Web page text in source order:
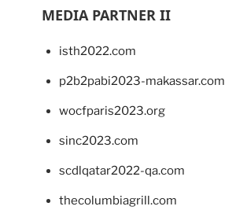
MEDIA PARTNER II
isth2022.com
p2b2pabi2023-makassar.com
wocfparis2023.org
sinc2023.com
scdlqatar2022-qa.com
thecolumbiagrill.com